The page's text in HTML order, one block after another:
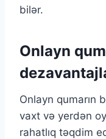
bilər.
Onlayn
Onlayn qumarın
vaxt və yerdən
rahatlıq təqdim